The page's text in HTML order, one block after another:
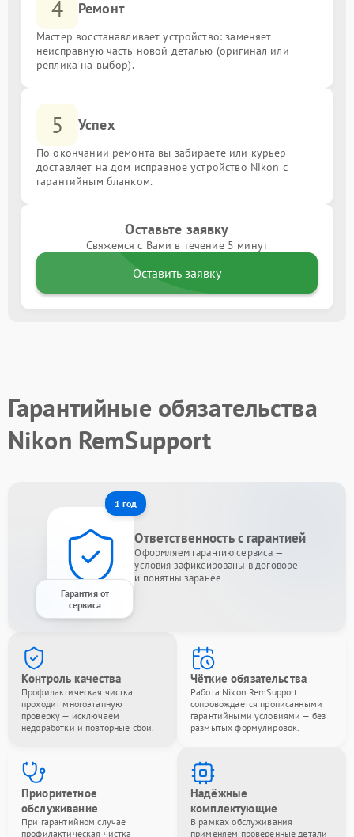
4 Ремонт
Мастер восстанавливает устройство: заменяет
неисправную часть новой деталью (оригинал или
реплика на выбор).
5 Успех
По окончании ремонта вы забираете или курьер
доставляет на дом исправное устройство Nikon с
гарантийным бланком.
Оставьте заявку
Свяжемся с Вами в течение 5 минут
Оставить заявку
Гарантийные обязательства
Nikon RemSupport
1 год
Гарантия от
сервиса
Ответственность с гарантией
Оформляем гарантию сервиса —
условия зафиксированы в договоре
и понятны заранее.
Контроль качества
Профилактическая чистка
проходит многоэтапную
проверку — исключаем
недоработки и повторные сбои.
Чёткие обязательства
Работа Nikon RemSupport
сопровождается прописанными
гарантийными условиями — без
размытых формулировок.
Приоритетное
обслуживание
При гарантийном случае
профилактическая чистка
Надёжные
комплектующие
В рамках обслуживания
применяем проверенные детали